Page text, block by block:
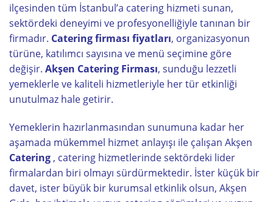
ilçesinden tüm İstanbul’a catering hizmeti sunan,
sektördeki deneyimi ve profesyonelliğiyle tanınan bir
firmadır. Catering firması fiyatları, organizasyonun
türüne, katılımcı sayısına ve menü seçimine göre
değişir. Akşen Catering Firması, sunduğu lezzetli
yemeklerle ve kaliteli hizmetleriyle her tür etkinliği
unutulmaz hale getirir.
Yemeklerin hazırlanmasından sunumuna kadar her
aşamada mükemmel hizmet anlayışı ile çalışan Akşen
Catering , catering hizmetlerinde sektördeki lider
firmalardan biri olmayı sürdürmektedir. İster küçük bir
davet, ister büyük bir kurumsal etkinlik olsun, Akşen